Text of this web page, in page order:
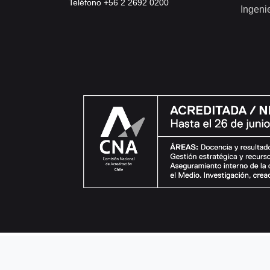
Teléfono +56 2 2692 0200